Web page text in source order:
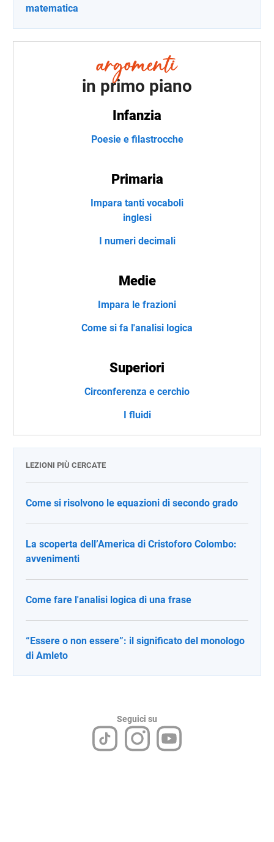
matematica
in primo piano
Infanzia
Poesie e filastrocche
Primaria
Impara tanti vocaboli
inglesi
I numeri decimali
Medie
Impara le frazioni
Come si fa l'analisi logica
Superiori
Circonferenza e cerchio
I fluidi
LEZIONI PIÙ CERCATE
Come si risolvono le equazioni di secondo grado
La scoperta dell’America di Cristoforo Colombo:
avvenimenti
Come fare l'analisi logica di una frase
“Essere o non essere”: il significato del monologo
di Amleto
Seguici su